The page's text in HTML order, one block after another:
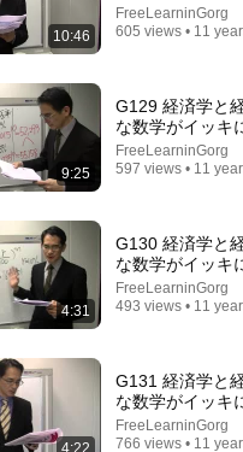
Tax Cut] Will
an 8% to 1% Tax Rate? Can It
Prime #アベプラ【公式】
Auto-dubbed
10:46
FreeLearninGorg
605 views • 11
9:25
G129 経済学と
な数学がイッキ
FreeLearninGorg
597 views • 11
4:31
G130 経済学と
な数学がイッキ
FreeLearninGorg
493 views • 11
4:22
G131 経済学と
な数学がイッキ
FreeLearninGorg
766 views • 11